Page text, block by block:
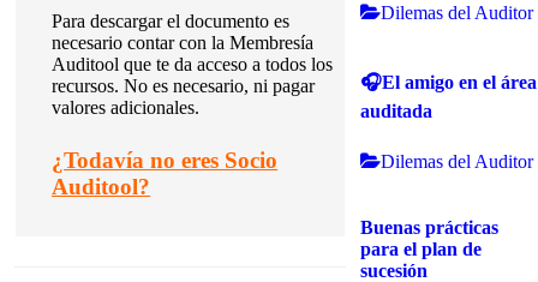
Para descargar el documento es
necesario contar con la Membresía
Auditool que te da acceso a todos los
recursos.No es necesario, ni pagar
valores adicionales.
¿Todavía no eres Socio
Auditool?
Dilemas del Auditor
🎧El amigo en el área
auditada
Dilemas del Auditor
Buenas prácticas
para el plan de
sucesión